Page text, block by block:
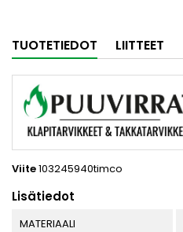
TUOTETIEDOT LIITTEET
Viite103245940timco
Lisätiedot
MATERIAALI